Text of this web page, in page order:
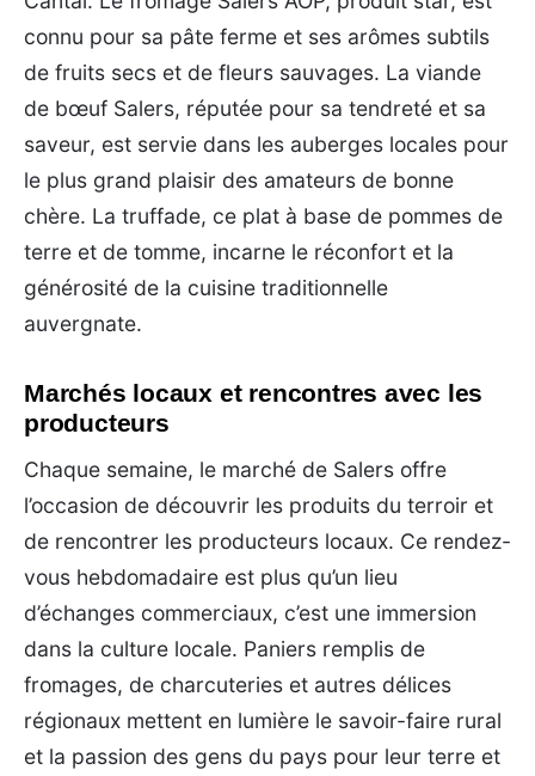
connu pour sa pâte ferme et ses arômes subtils
de fruits secs et de fleurs sauvages. La viande
de bœuf Salers, réputée pour sa tendreté et sa
saveur, est servie dans les auberges locales pour
le plus grand plaisir des amateurs de bonne
chère. La truffade, ce plat à base de pommes de
terre et de tomme, incarne le réconfort et la
générosité de la cuisine traditionnelle
auvergnate.
Marchés locaux et rencontres avec les
producteurs
Chaque semaine, le marché de Salers offre
l’occasion de découvrir les produits du terroir et
de rencontrer les producteurs locaux. Ce rendez-
vous hebdomadaire est plus qu’un lieu
d’échanges commerciaux, c’est une immersion
dans la culture locale. Paniers remplis de
fromages, de charcuteries et autres délices
régionaux mettent en lumière le savoir-faire rural
et la passion des gens du pays pour leur terre et